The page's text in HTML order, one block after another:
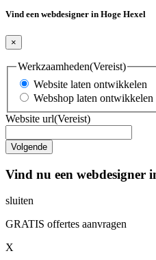
Vind een webdesigner in Hoge Hexel
×
Werkzaamheden(Vereist)
Website laten ontwikkelen
Webshop laten ontwikkelen
Website url(Vereist)
Vind nu een webdesigner
sluiten
GRATIS offertes aanvragen
X